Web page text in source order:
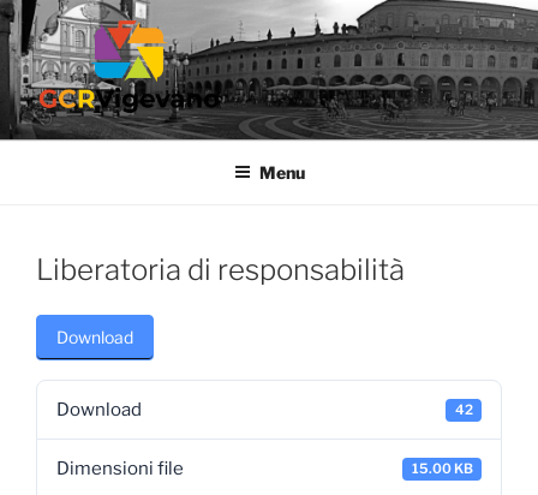
Salta
al
contenuto
GCR VIGEVANO
Gruppo Culturale Ricreativo dell'Ospedale di Vigevano
Menu
Liberatoria di responsabilità
Download
Download 42
Dimensioni file 15.00 KB